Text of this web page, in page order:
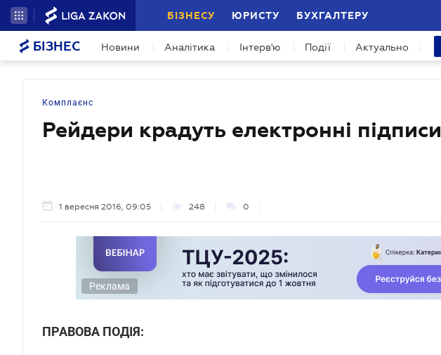
БІЗНЕСУ ЮРИСТУ БУХГАЛТЕРУ
БІЗНЕС Новини Аналітика Інтерв'ю Події Актуально
Комплаєнс
Рейдери крадуть електронні підписи
1 вересня 2016, 09:05 248 0
Реклама
ПРАВОВА ПОДІЯ: